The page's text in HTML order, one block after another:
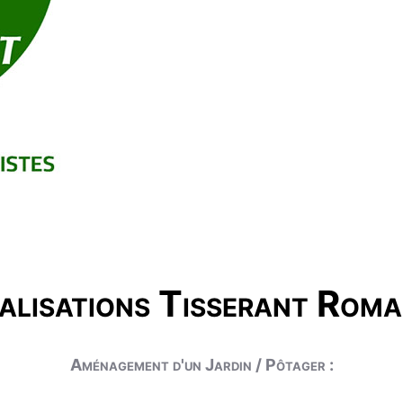
Tisserant
Aménagement d'un Jardin / Pôtager :